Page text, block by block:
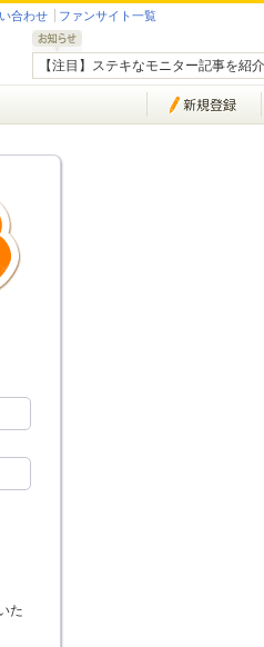
合わせ ファンサイト一覧
【注目】ステキなモニター記事を紹介
た